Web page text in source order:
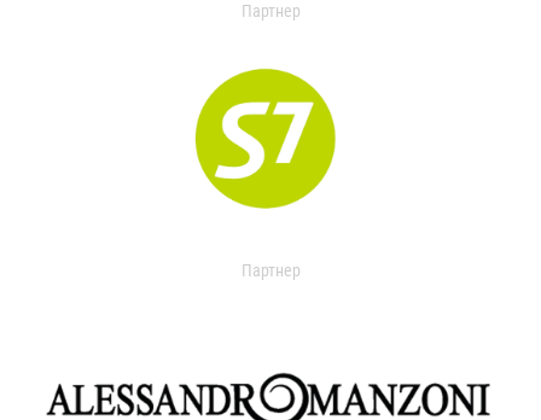
Партнер
Партнер